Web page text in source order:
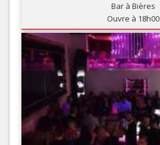
Bar à Bières
Ouvre à 18h00